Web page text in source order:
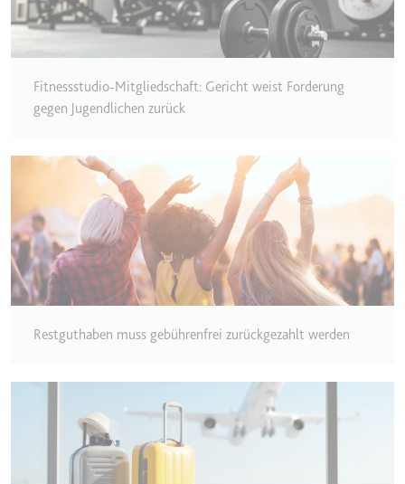
Fitnessstudio-Mitgliedschaft: Gericht weist Forderung
gegen Jugendlichen zurück
Restguthaben muss gebührenfrei zurückgezahlt werden